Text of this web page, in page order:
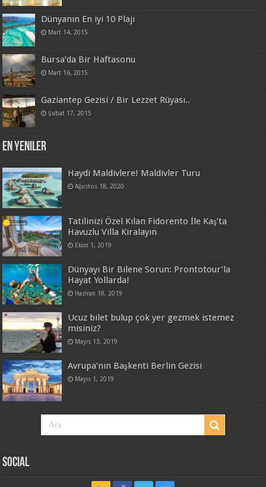
Dünyanın En iyi 10 Plajı
Mart 14, 2015
Bursa’da Bir Haftasonu
Mart 16, 2015
Gaziantep Gezisi / Bir Lezzet Rüyası..
Şubat 17, 2015
En Yeniler
Haydi Maldivlere! Maldivler Turu
Ağustos 18, 2020
Tatilinizi Özel Kılan Fidorento İle Kaş’ta
Havuzlu Villa Kiralayın
Ekim 1, 2019
Dünyayı Bir Bilene Sorun: Prontotour’la
Hayat Yollarda!
Haziran 18, 2019
Ucuz bilet bulup çok yer gezmek istemez
misiniz?
Mayıs 13, 2019
Avrupa’nın Başkenti Berlin Gezisi
Mayıs 1, 2019
Social